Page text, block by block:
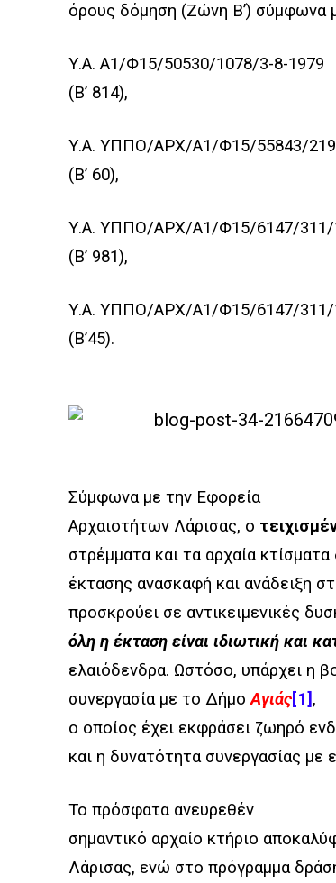
όρους δόμηση (Ζώνη Β’) σύμφωνα
Υ.Α. Α1/Φ15/50530/1078/3-8-1979
(Β’ 814),
Υ.Α. ΥΠΠΟ/ΑΡΧ/Α1/Φ15/55843/
(Β’ 60),
Υ.Α. ΥΠΠΟ/ΑΡΧ/Α1/Φ15/6147/311/
(Β’ 981),
Υ.Α. ΥΠΠΟ/ΑΡΧ/Α1/Φ15/6147/311/
(Β’45).
Σύμφωνα με την Εφορεία
Αρχαιοτήτων Λάρισας, ο
στρέμματα και τα αρχαία
έκτασης ανασκαφή και ανάδειξη
προσκρούει σε αντικειμενικές
όλη η έκταση είναι ιδιωτική και
ελαιόδενδρα. Ωστόσο, υπάρχει η
συνεργασία με το ΔήμοΑγιάς[1] ,
ο οποίος έχει εκφράσει ζωηρό
και η δυνατότητα συνεργασίας με
Το πρόσφατα ανευρεθέν
σημαντικό αρχαίο κτήριο
Λάρισας, ενώ στο πρόγραμμα